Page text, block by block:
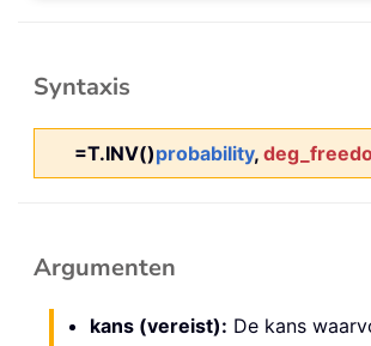
Syntaxis
=T.INV()probability,
Argumenten
kans (vereist): De kans